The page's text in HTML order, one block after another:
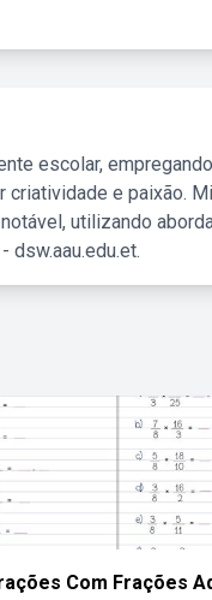
escolar, empregando
e paixão.
utilizando
Com Frações